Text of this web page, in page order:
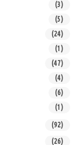
(3)
(5)
(24)
(1)
(47)
(4)
(6)
(1)
(92)
(26)